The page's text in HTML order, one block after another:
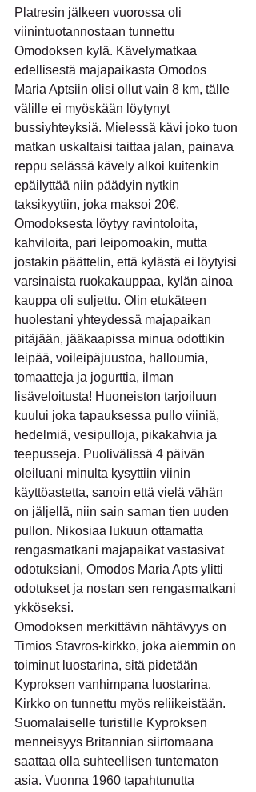
Platresin jälkeen vuorossa oli
viinintuotannostaan tunnettu
Omodoksen kylä. Kävelymatkaa
edellisestä majapaikasta Omodos
Maria Aptsiin olisi ollut vain 8 km, tälle
välille ei myöskään löytynyt
bussiyhteyksiä. Mielessä kävi joko tuon
matkan uskaltaisi taittaa jalan, painava
reppu selässä kävely alkoi kuitenkin
epäilyttää niin päädyin nytkin
taksikyytiin, joka maksoi 20€.
Omodoksesta löytyy ravintoloita,
kahviloita, pari leipomoakin, mutta
jostakin päättelin, että kylästä ei löytyisi
varsinaista ruokakauppaa, kylän ainoa
kauppa oli suljettu. Olin etukäteen
huolestani yhteydessä majapaikan
pitäjään, jääkaapissa minua odottikin
leipää, voileipäjuustoa, halloumia,
tomaatteja ja jogurttia, ilman
lisäveloitusta! Huoneiston tarjoiluun
kuului joka tapauksessa pullo viiniä,
hedelmiä, vesipulloja, pikakahvia ja
teepusseja. Puolivälissä 4 päivän
oleiluani minulta kysyttiin viinin
käyttöastetta, sanoin että vielä vähän
on jäljellä, niin sain saman tien uuden
pullon. Nikosiaa lukuun ottamatta
rengasmatkani majapaikat vastasivat
odotuksiani, Omodos Maria Apts ylitti
odotukset ja nostan sen rengasmatkani
ykköseksi.
Omodoksen merkittävin nähtävyys on
Timios Stavros-kirkko, joka aiemmin on
toiminut luostarina, sitä pidetään
Kyproksen vanhimpana luostarina.
Kirkko on tunnettu myös reliikeistään.
Suomalaiselle turistille Kyproksen
menneisyys Britannian siirtomaana
saattaa olla suhteellisen tuntematon
asia. Vuonna 1960 tapahtunutta